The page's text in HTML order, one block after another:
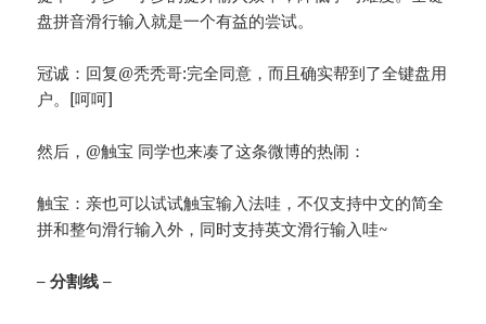
盘拼音滑行输入就是一个有益的尝试。
冠诚：回复@秃秃哥:完全同意，而且确实帮到了全键盘用
户。[呵呵]
然后，@触宝 同学也来凑了这条微博的热闹：
触宝：亲也可以试试触宝输入法哇，不仅支持中文的简全
拼和整句滑行输入外，同时支持英文滑行输入哇~
– 分割线 –